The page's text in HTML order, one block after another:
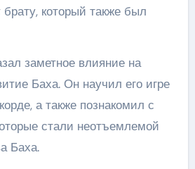
который также был
заметное влияние на
Баха. Он научил его игре
а также познакомил с
стали неотъемлемой
Баха.